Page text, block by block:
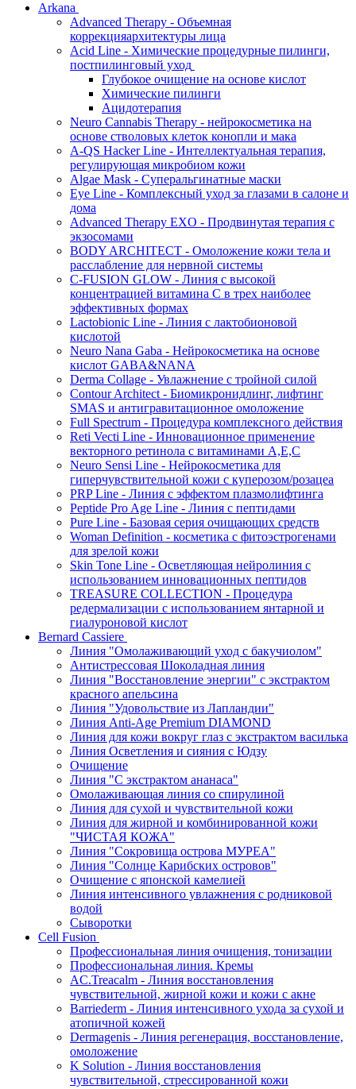
Arkana
Advanced Therapy - Объемная
коррекцияархитектуры лица
Acid Line - Химические процедурные пилинги,
постпилинговый уход
Глубокое очищение на основе кислот
Химические пилинги
Ацидотерапия
Neuro Cannabis Therapy - нейрокосметика на
основе стволовых клеток конопли и мака
A-QS Hacker Line - Интеллектуальная терапия,
регулирующая микробиом кожи
Algae Mask - Суперальгинатные маски
Eye Line - Комплексный уход за глазами в салоне и
дома
Advanced Therapy EXO - Продвинутая терапия с
экзосомами
BODY ARCHITECT - Омоложение кожи тела и
расслабление для нервной системы
C-FUSION GLOW - Линия с высокой
концентрацией витамина C в трех наиболее
эффективных формах
Lactobionic Line - Линия с лактобионовой
кислотой
Neuro Nana Gaba - Нейрокосметика на основе
кислот GABA&NANA
Derma Collage - Увлажнение с тройной силой
Contour Architect - Биомикронидлинг, лифтинг
SMAS и антигравитационное омоложение
Full Spectrum - Процедура комплексного действия
Reti Vecti Line - Инновационное применение
векторного ретинола с витаминами A,Е,С
Neuro Sensi Line - Нейрокосметика для
гиперчувствительной кожи с куперозом/розацеа
PRP Line - Линия с эффектом плазмолифтинга
Peptide Pro Age Line - Линия с пептидами
Pure Line - Базовая серия очищающих средств
Woman Definition - косметика с фитоэстрогенами
для зрелой кожи
Skin Tone Line - Осветляющая нейролиния с
использованием инновационных пептидов
TREASURE COLLECTION - Процедура
редермализации с использованием янтарной и
гиалуроновой кислот
Bernard Cassiere
Линия "Омолаживающий уход с бакучиолом"
Антистрессовая Шоколадная линия
Линия "Восстановление энергии" с экстрактом
красного апельсина
Линия "Удовольствие из Лапландии"
Линия Anti-Age Premium DIAMOND
Линия для кожи вокруг глаз с экстрактом василька
Линия Осветления и сияния с Юдзу
Очищение
Линия "С экстрактом ананаса"
Омолаживающая линия со спирулиной
Линия для сухой и чувствительной кожи
Линия для жирной и комбинированной кожи
"ЧИСТАЯ КОЖА"
Линия "Сокровища острова МУРЕА"
Линия "Солнце Карибских островов"
Очищение с японской камелией
Линия интенсивного увлажнения с родниковой
водой
Сыворотки
Cell Fusion
Профессиональная линия очищения, тонизации
Профессиональная линия. Кремы
AC.Treacalm - Линия восстановления
чувствительной, жирной кожи и кожи с акне
Barriederm - Линия интенсивного ухода за сухой и
атопичной кожей
Dermagenis - Линия регенерация, восстановление,
омоложение
K Solution - Линия восстановления
чувствительной, стрессированной кожи